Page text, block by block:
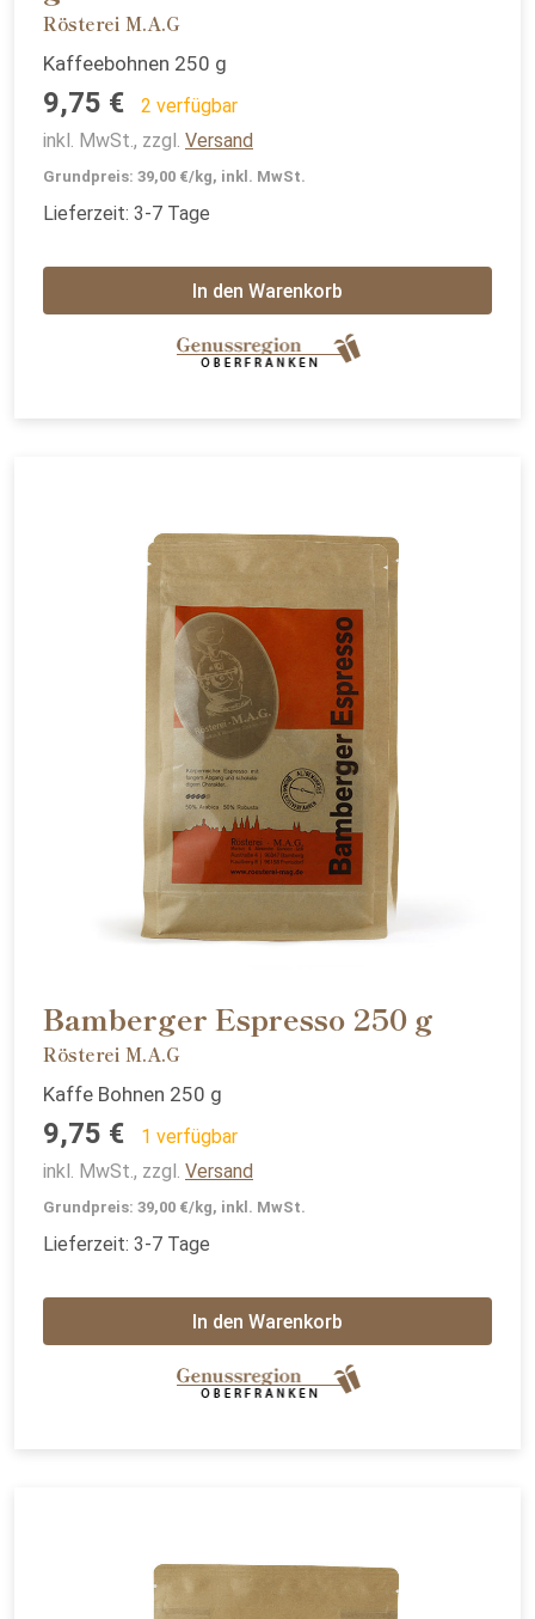
Rösterei M.A.G
Kaffeebohnen 250 g
9,75 €
2 verfügbar
inkl. MwSt., zzgl. Versand
Grundpreis: 39,00 €/kg, inkl. MwSt.
Lieferzeit: 3-7 Tage
In den Warenkorb
Bamberger Espresso 250 g
Rösterei M.A.G
Kaffe Bohnen 250 g
9,75 €
1 verfügbar
inkl. MwSt., zzgl. Versand
Grundpreis: 39,00 €/kg, inkl. MwSt.
Lieferzeit: 3-7 Tage
In den Warenkorb